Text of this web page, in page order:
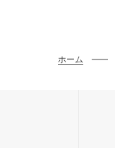
ホーム